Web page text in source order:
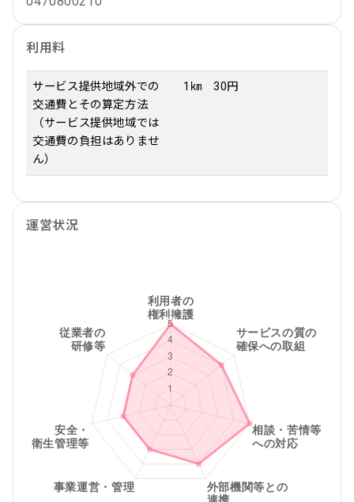
利用料
サービス提供地域外での
交通費とその算定方法
（サービス提供地域では
交通費の負担はありませ
ん）
1㎞ 30円
運営状況